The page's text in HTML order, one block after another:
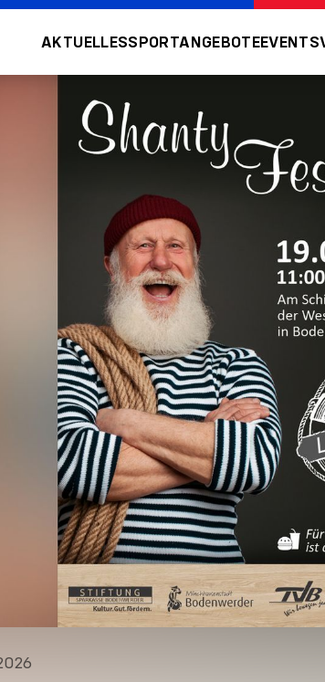
AKTUELLESSPORTANGEBOTEEVENTS